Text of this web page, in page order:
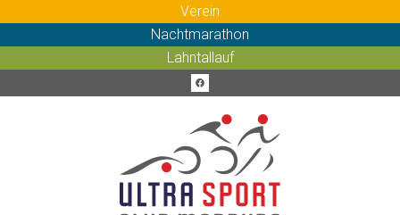
Verein
Nachtmarathon
Lahntallauf